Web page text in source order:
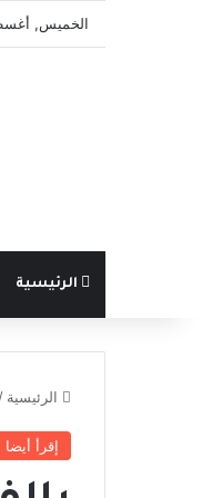
الخميس, أغسطس
الرئيسية
الرئيسية /
إقرأ أيضا